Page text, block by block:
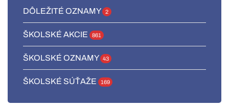
DÔLEŽITÉ OZNAMY 2
ŠKOLSKÉ AKCIE 861
ŠKOLSKÉ OZNAMY 43
ŠKOLSKÉ SÚŤAŽE 169